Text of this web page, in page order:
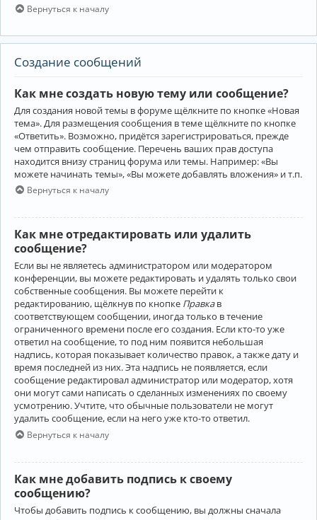
Вернуться к началу
Создание сообщений
Как мне создать новую тему или сообщение?
Для создания новой темы в форуме щёлкните по кнопке «Новая
тема». Для размещения сообщения в теме щёлкните по кнопке
«Ответить». Возможно, придётся зарегистрироваться, прежде
чем отправить сообщение. Перечень ваших прав доступа
находится внизу страниц форума или темы. Например: «Вы
можете начинать темы», «Вы можете добавлять вложения» и т.п.
Вернуться к началу
Как мне отредактировать или удалить
сообщение?
Если вы не являетесь администратором или модератором
конференции, вы можете редактировать и удалять только свои
собственные сообщения. Вы можете перейти к
редактированию, щёлкнув по кнопке Правкав
соответствующем сообщении, иногда только в течение
ограниченного времени после его создания. Если кто-то уже
ответил на сообщение, то под ним появится небольшая
надпись, которая показывает количество правок, а также дату и
время последней из них. Эта надпись не появляется, если
сообщение редактировал администратор или модератор, хотя
они могут сами написать о сделанных изменениях по своему
усмотрению. Учтите, что обычные пользователи не могут
удалить сообщение, если на него уже кто-то ответил.
Вернуться к началу
Как мне добавить подпись к своему
сообщению?
Чтобы добавить подпись к сообщению, вы должны сначала